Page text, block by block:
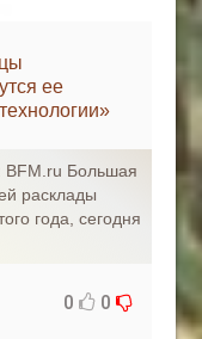
ее
BFM.ru Большая
расклады
года, сегодня
0 0